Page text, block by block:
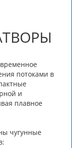
потоками в
и
плавное
чугунные